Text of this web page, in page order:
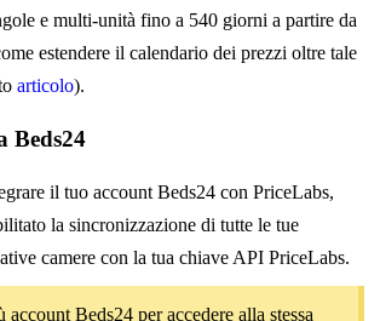
e multi-unità fino a 540 giorni a partire da
estendere il calendario dei prezzi oltre tale
articolo).
Beds24
il tuo account Beds24 con PriceLabs,
la sincronizzazione di tutte le tue
camere con la tua chiave API PriceLabs.
account Beds24 per accedere alla stessa